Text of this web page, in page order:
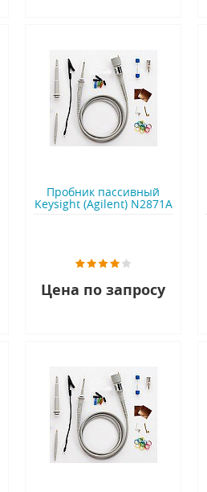
Пробник пассивный
Keysight (Agilent) N2871A
Цена по запросу